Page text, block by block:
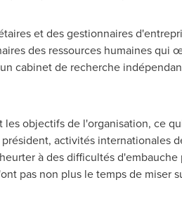
et des gestionnaires
des ressources humaines qui
cabinet de recherche
les objectifs de l'organisation, ce
activités internationales
à des difficultés d'embauche
pas non plus le temps de miser